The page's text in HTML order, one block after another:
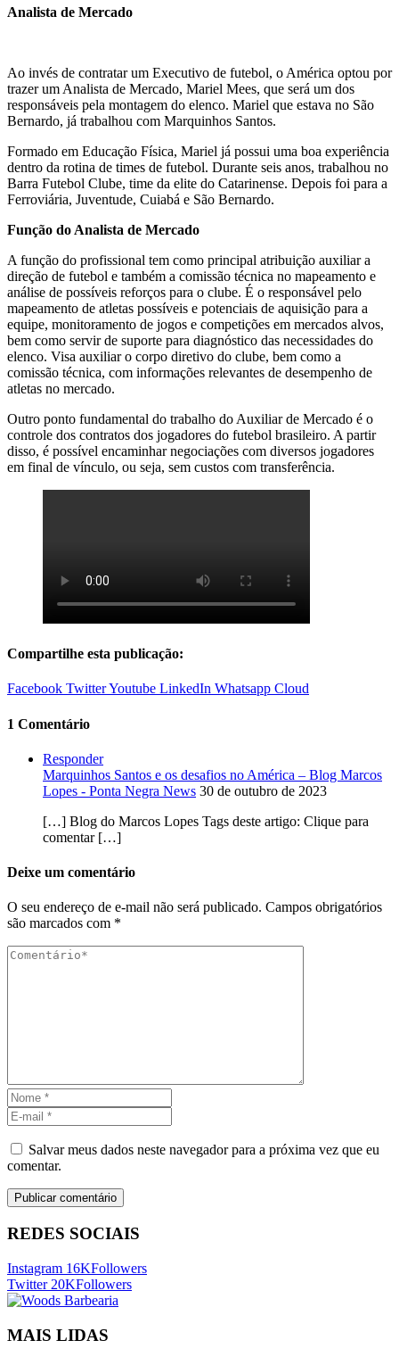
Analista de Mercado
Ao invés de contratar um Executivo de futebol, o América optou por
trazer um Analista de Mercado, Mariel Mees, que será um dos
responsáveis pela montagem do elenco. Mariel que estava no São
Bernardo, já trabalhou com Marquinhos Santos.
Formado em Educação Física, Mariel já possui uma boa experiência
dentro da rotina de times de futebol. Durante seis anos, trabalhou no
Barra Futebol Clube, time da elite do Catarinense. Depois foi para a
Ferroviária, Juventude, Cuiabá e São Bernardo.
Função do Analista de Mercado
A função do profissional tem como principal atribuição auxiliar a
direção de futebol e também a comissão técnica no mapeamento e
análise de possíveis reforços para o clube. É o responsável pelo
mapeamento de atletas possíveis e potenciais de aquisição para a
equipe, monitoramento de jogos e competições em mercados alvos,
bem como servir de suporte para diagnóstico das necessidades do
elenco. Visa auxiliar o corpo diretivo do clube, bem como a
comissão técnica, com informações relevantes de desempenho de
atletas no mercado.
Outro ponto fundamental do trabalho do Auxiliar de Mercado é o
controle dos contratos dos jogadores do futebol brasileiro. A partir
disso, é possível encaminhar negociações com diversos jogadores
em final de vínculo, ou seja, sem custos com transferência.
Compartilhe esta publicação:
Facebook TwitterYoutube LinkedIn Whatsapp Cloud
1 Comentário
Responder
Marquinhos Santos e os desafios no América – Blog Marcos
Lopes - Ponta Negra News 30 de outubro de 2023
[…] Blog do Marcos Lopes Tags deste artigo: Clique para
comentar […]
Deixe um comentário
O seu endereço de e-mail não será publicado. Campos obrigatórios
são marcados com *
Salvar meus dados neste navegador para a próxima vez que eu
comentar.
REDES SOCIAIS
Instagram 16KFollowers
Twitter 20KFollowers
MAIS LIDAS